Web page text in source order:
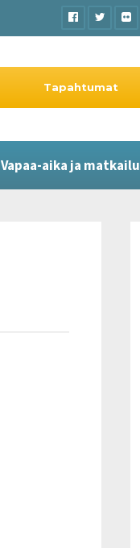
Vapaa-aika ja matkailu
Tapahtumat